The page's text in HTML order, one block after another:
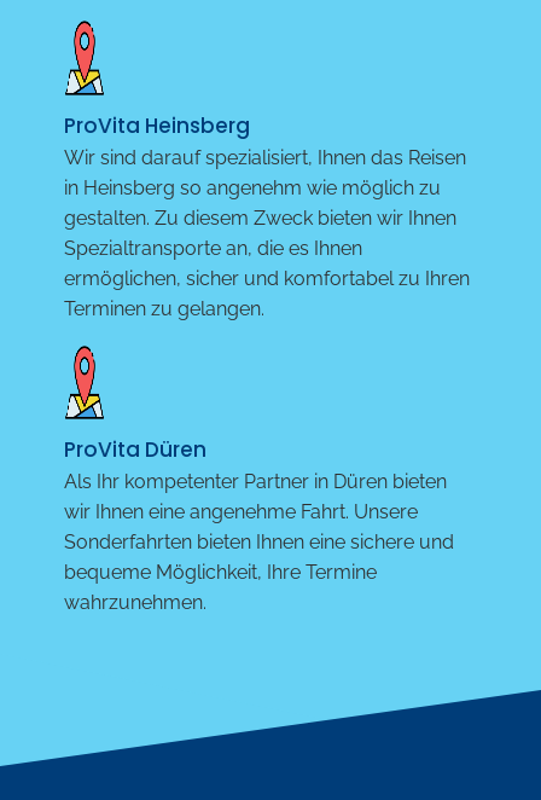
ProVita Heinsberg
Wir sind darauf spezialisiert, Ihnen das Reisen
in Heinsberg so angenehm wie möglich zu
gestalten. Zu diesem Zweck bieten wir Ihnen
Spezialtransporte an, die es Ihnen
ermöglichen, sicher und komfortabel zu Ihren
Terminen zu gelangen.
ProVita Düren
Als Ihr kompetenter Partner in Düren bieten
wir Ihnen eine angenehme Fahrt. Unsere
Sonderfahrten bieten Ihnen eine sichere und
bequeme Möglichkeit, Ihre Termine
wahrzunehmen.